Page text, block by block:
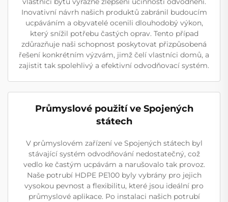
Inovativní návrh našich produktů zabránil budoucím
ucpáváním a obyvatelé ocenili dlouhodobý výkon,
který snížil potřebu častých oprav. Tento případ
zdůrazňuje naši schopnost poskytovat přizpůsobená
řešení konkrétním výzvám, jimž čelí vlastníci domů, a
zajistit tak spolehlivý a efektivní odvodňovací systém.
Průmyslové použití ve Spojených
státech
V průmyslovém zařízení ve Spojených státech byl
stávající systém odvodňování nedostatečný, což
vedlo ke častým ucpávám a narušovalo tak provoz.
Naše potrubí HDPE PE100 byly vybrány pro jejich
vysokou pevnost a flexibilitu, které jsou ideální pro
průmyslové aplikace. Po instalaci našich potrubí